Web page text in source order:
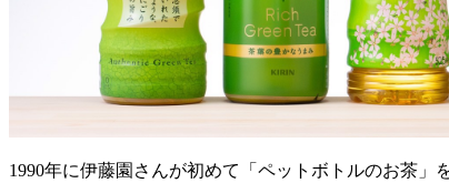
1990年に伊藤園さんが初めて「ペットボトルのお茶